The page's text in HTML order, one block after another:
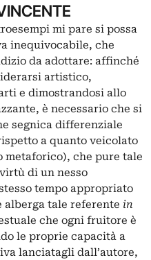
mi pare si possa
inequivocabile, che
da adottare: affinché
artistico,
e dimostrandosi allo
è necessario che si
segnica differenziale
a quanto veicolato
che pure tale
di un nesso
tempo appropriato
alberga tale referente in
che ogni fruitore è
le proprie capacità a
lanciatagli dall’autore,